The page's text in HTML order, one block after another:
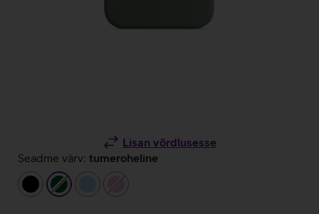
Lisan võrdlusesse
Seadme värv: tumeroheline
musttumeroheline
helesinineheleroosa